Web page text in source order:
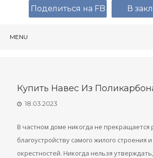
MENU
Купить Навес Из
18.03.2023
В частном доме никогда не прекращается
благоустройству самого жилого строения и
окрестностей. Никогда нельзя
Поделиться на FB В